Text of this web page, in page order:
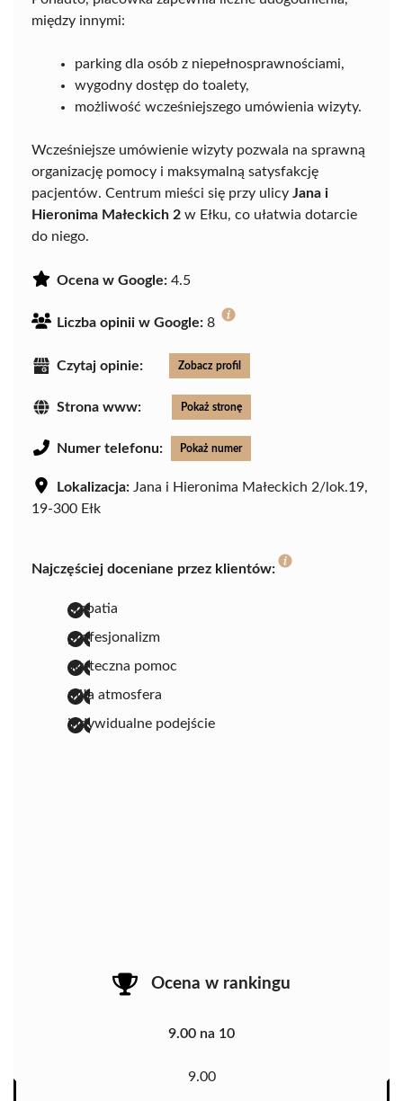
między innymi:
parking dla osób z niepełnosprawnościami,
wygodny dostęp do toalety,
możliwość wcześniejszego umówienia wizyty.
Wcześniejsze umówienie wizyty pozwala na sprawną
organizację pomocy i maksymalną satysfakcję
pacjentów. Centrum mieści się przy ulicy Jana i
Hieronima Małeckich 2 w Ełku, co ułatwia dotarcie
do niego.
Ocena w Google: 4.5
Liczba opinii w Google: 8
Czytaj opinie: Zobacz profil
Strona www: Pokaż stronę
Numer telefonu: Pokaż numer
Lokalizacja: Jana i Hieronima Małeckich 2/lok.19,
19-300 Ełk
Najczęściej doceniane przez klientów:
empatia
profesjonalizm
skuteczna pomoc
miła atmosfera
indywidualne podejście
Ocena w rankingu
9.00 na 10
9.00